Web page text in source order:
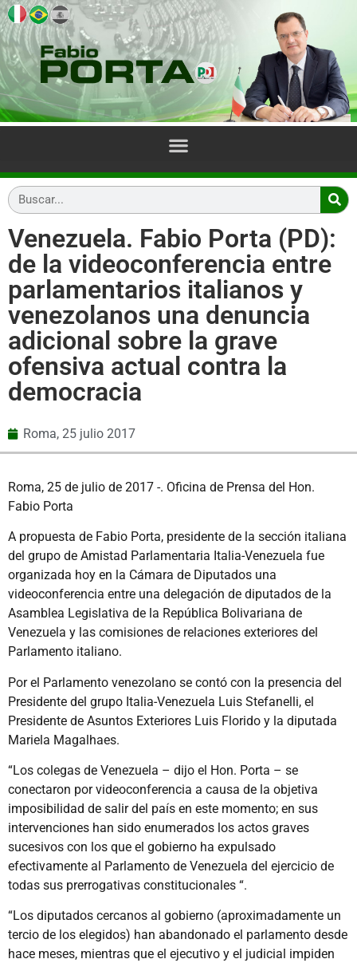
Venezuela. Fabio Porta (PD):
de la videoconferencia entre
parlamentarios italianos y
venezolanos una denuncia
adicional sobre la grave
ofensiva actual contra la
democracia
Roma, 25 julio 2017
Roma, 25 de julio de 2017 -. Oficina de Prensa del Hon.
Fabio Porta
A propuesta de Fabio Porta, presidente de la sección italiana
del grupo de Amistad Parlamentaria Italia-Venezuela fue
organizada hoy en la Cámara de Diputados una
videoconferencia entre una delegación de diputados de la
Asamblea Legislativa de la República Bolivariana de
Venezuela y las comisiones de relaciones exteriores del
Parlamento italiano.
Por el Parlamento venezolano se contó con la presencia del
Presidente del grupo Italia-Venezuela Luis Stefanelli, el
Presidente de Asuntos Exteriores Luis Florido y la diputada
Mariela Magalhaes.
“Los colegas de Venezuela – dijo el Hon. Porta – se
conectaron por videoconferencia a causa de la objetiva
imposibilidad de salir del país en este momento; en sus
intervenciones han sido enumerados los actos graves
sucesivos con los que el gobierno ha expulsado
efectivamente al Parlamento de Venezuela del ejercicio de
todas sus prerrogativas constitucionales “.
“Los diputados cercanos al gobierno (aproximadamente un
tercio de los elegidos) han abandonado el parlamento desde
hace meses, mientras que el ejecutivo y el judicial impiden